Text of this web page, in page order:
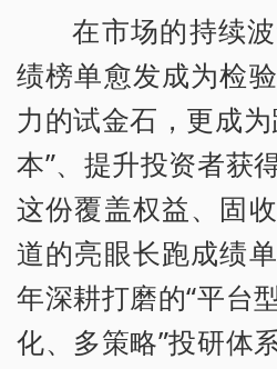
在市场的持续
绩榜单愈发成为检
力的试金石，更成
本”、提升投资者获
这份覆盖权益、固
道的亮眼长跑成绩
年深耕打磨的“平台
化、多策略”投研体